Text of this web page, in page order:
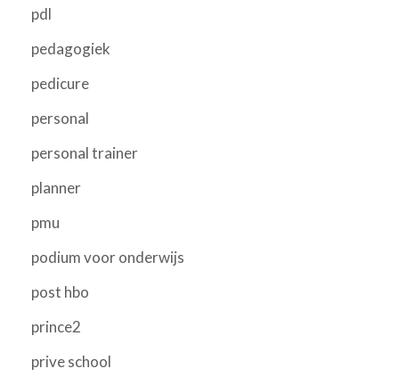
pdl
pedagogiek
pedicure
personal
personal trainer
planner
pmu
podium voor onderwijs
post hbo
prince2
prive school